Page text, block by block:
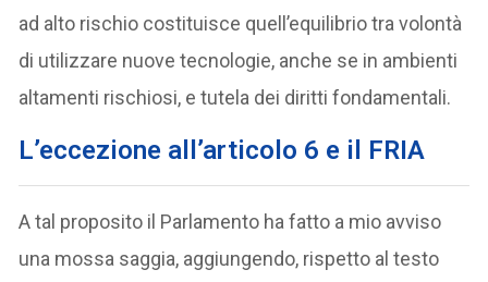
ad alto rischio costituisce quell’equilibrio tra volontà
di utilizzare nuove tecnologie, anche se in ambienti
altamenti rischiosi, e tutela dei diritti fondamentali.
L’eccezione all’articolo 6 e il FRIA
A tal proposito il Parlamento ha fatto a mio avviso
una mossa saggia, aggiungendo, rispetto al testo